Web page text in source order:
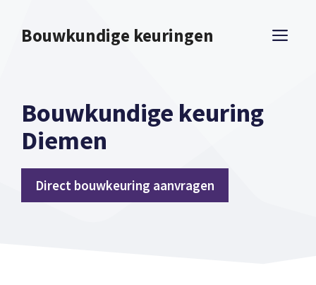
naarBouwkundige keuringen
Bouwkundige keuring
Diemen
Direct bouwkeuring aanvragen